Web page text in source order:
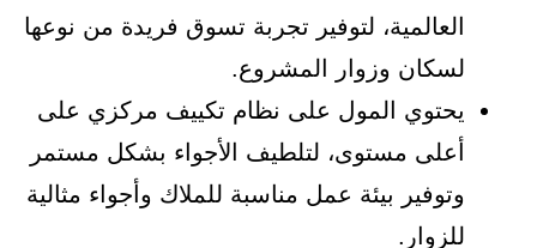
العالمية، لتوفير تجربة تسوق فريدة من نوعها
لسكان وزوار المشروع.
يحتوي المول على نظام تكييف مركزي على
أعلى مستوى، لتلطيف الأجواء بشكل مستمر
وتوفير بيئة عمل مناسبة للملاك وأجواء مثالية
للزوار.